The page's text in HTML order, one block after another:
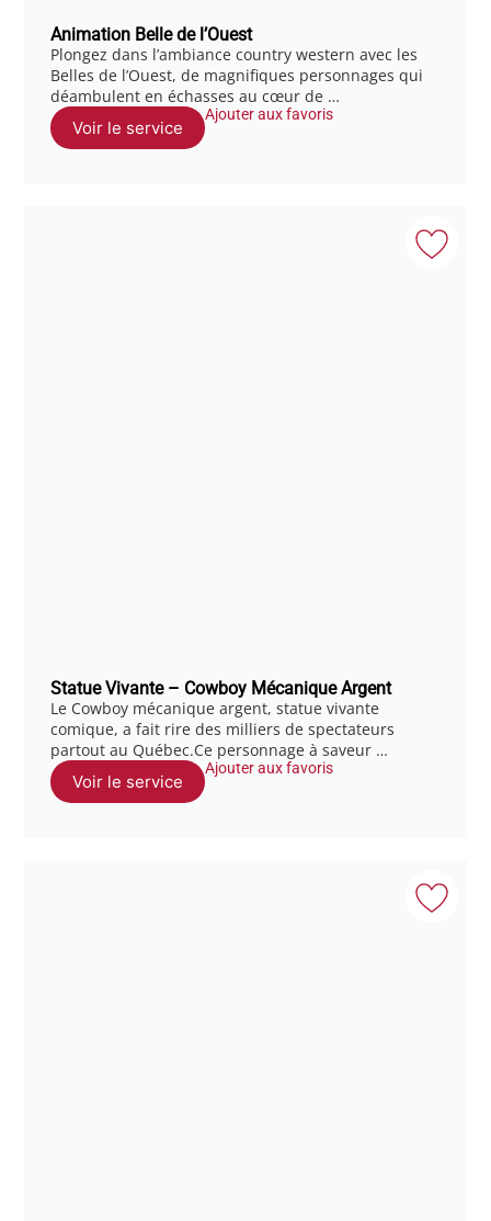
Animation Belle de l’Ouest
Plongez dans l’ambiance country western avec les
Belles de l’Ouest, de magnifiques personnages qui
déambulent en échasses au cœur de …
Voir le service
Ajouter aux favoris
Statue Vivante – Cowboy Mécanique Argent
Le Cowboy mécanique argent, statue vivante
comique, a fait rire des milliers de spectateurs
partout au Québec.Ce personnage à saveur …
Voir le service
Ajouter aux favoris